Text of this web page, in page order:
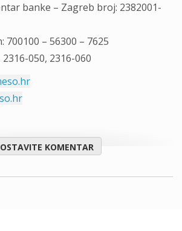
banke – Zagreb broj: 2382001-
700100 – 56300 – 7625
050, 2316-060
OSTAVITE KOMENTAR